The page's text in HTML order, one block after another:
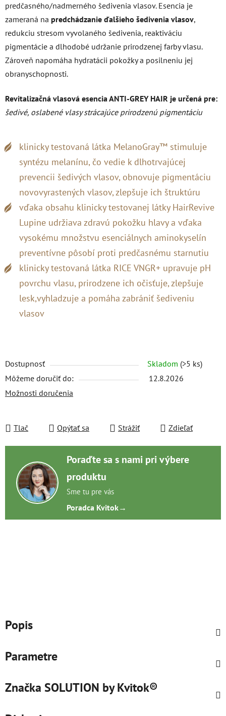
predčasného/nadmerného šedivenia vlasov. Esencia je
zameraná na predchádzanie ďalšieho šedivenia vlasov,
redukciu stresom vyvolaného šedivenia, reaktiváciu
pigmentácie a dlhodobé udržanie prirodzenej farby vlasu.
Zároveň napomáha hydratácii pokožky a posilneniu jej
obranyschopnosti.
Revitalizačná vlasová esencia ANTI-GREY HAIR je určená pre:
šedivé, oslabené vlasy strácajúce prirodzenú pigmentáciu
klinicky testovaná látka MelanoGray™ stimuluje
syntézu melanínu, čo vedie k dlhotrvajúcej
prevencii šedivých vlasov, obnovuje pigmentáciu
novovyrastených vlasov, zlepšuje ich štruktúru
vďaka obsahu klinicky testovanej látky HairRevive
Lupine udržiava zdravú pokožku hlavy a vďaka
vysokému množstvu esenciálnych aminokyselín
preventívne pôsobí proti predčasnému starnutiu
klinicky testovaná látka RICE VNGR+ upravuje pH
povrchu vlasu, prirodzene ich očisťuje, zlepšuje
lesk,vyhladzuje a pomáha zabrániť šediveniu
vlasov
Dostupnosť Skladom (>5 ks)
Môžeme doručiť do:
12.8.2026
Možnosti doručenia
Tlač Opýtať sa Strážiť Zdieľať
Poraďte sa s nami pri výbere
produktu
Sme tu pre vás
Poradca Kvitok→
Popis
Parametre
Značka SOLUTION by Kvitok®